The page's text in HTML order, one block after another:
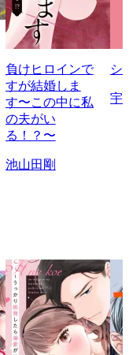
負けヒロインで
すが結婚しま
す〜この中に私
の夫がい
る！？〜
池山田剛
シ
宇